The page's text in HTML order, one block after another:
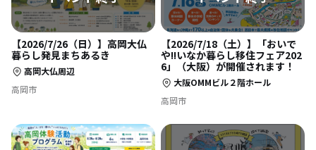
【2026/7/26（日）】高岡大仏
暮らし発見まちあるき
高岡大仏周辺
高岡市
【2026/7/18（土）】「おいで
や!!いなか暮らし移住フェア202
6」（大阪）が開催されます！
大阪OMMビル２階ホール
高岡市